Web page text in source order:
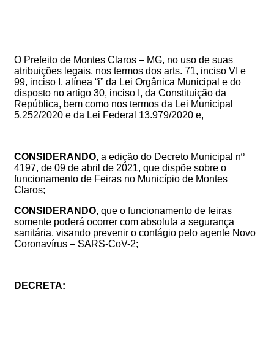
O Prefeito de Montes Claros – MG, no uso de suas
atribuições legais, nos termos dos arts. 71, inciso VI e
99, inciso I, alínea “i” da Lei Orgânica Municipal e do
disposto no artigo 30, inciso I, da Constituição da
República, bem como nos termos da Lei Municipal
5.252/2020 e da Lei Federal 13.979/2020 e,
CONSIDERANDO, a edição do Decreto Municipal nº
4197, de 09 de abril de 2021, que dispõe sobre o
funcionamento de Feiras no Município de Montes
Claros;
CONSIDERANDO, que o funcionamento de feiras
somente poderá ocorrer com absoluta a segurança
sanitária, visando prevenir o contágio pelo agente Novo
Coronavírus – SARS-CoV-2;
DECRETA: